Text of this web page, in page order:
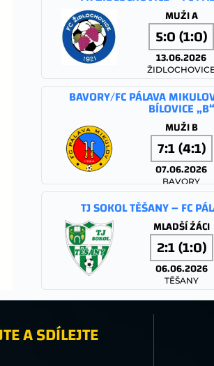
MUŽI A
5:0 (1:0)
13.06.2026
BAVORY/FC PÁLAVA
BÍLOVICE „B“
MUŽI B
7:1 (4:1)
07.06.2026
BAVORY
TJ SOKOL TĚŠANY – FC
MLADŠÍ ŽÁCI
2:1 (1:0)
06.06.2026
TĚŠANY
FC PÁLAVA MIKULOV – TJ
A SDÍLEJTE